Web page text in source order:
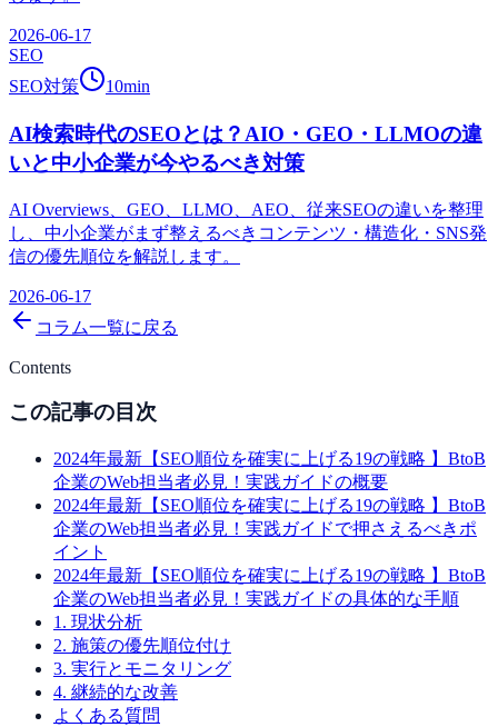
2026-06-17
SEO
SEO対策
10min
AI検索時代のSEOとは？AIO・GEO・LLMOの違
いと中小企業が今やるべき対策
AI Overviews、GEO、LLMO、AEO、従来SEOの違いを整理
し、中小企業がまず整えるべきコンテンツ・構造化・SNS発
信の優先順位を解説します。
2026-06-17
コラム一覧に戻る
Contents
この記事の目次
2024年最新【SEO順位を確実に上げる19の戦略 】BtoB
企業のWeb担当者必見！実践ガイドの概要
2024年最新【SEO順位を確実に上げる19の戦略 】BtoB
企業のWeb担当者必見！実践ガイドで押さえるべきポ
イント
2024年最新【SEO順位を確実に上げる19の戦略 】BtoB
企業のWeb担当者必見！実践ガイドの具体的な手順
1. 現状分析
2. 施策の優先順位付け
3. 実行とモニタリング
4. 継続的な改善
よくある質問